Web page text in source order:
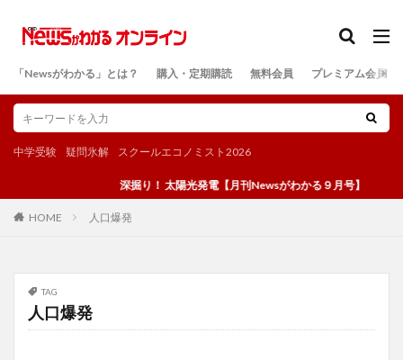
「Newsがわかる」とは？ 購入・定期購読 無料会員 プレミアム会員
中学受験 疑問氷解 スクールエコノミスト2026
深掘り！ 太陽光発電【月刊Newsがわかる９月号】
HOME 人口爆発
TAG
人口爆発
検索